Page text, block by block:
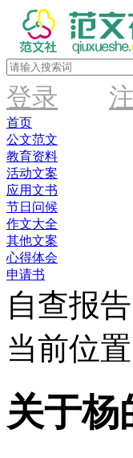
登录
首页
公文范文
教育资料
活动文案
应用文书
节日问候
作文大全
其他文案
心得体会
申请书
自查报告
当前位置
关于杨